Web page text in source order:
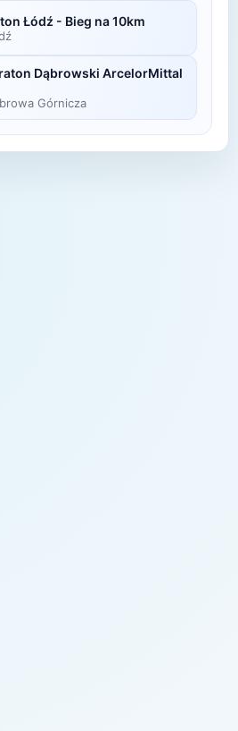
Łódź - Bieg na 10km
Dąbrowski ArcelorMittal
Górnicza